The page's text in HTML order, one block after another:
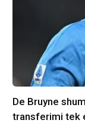
De Bruyne
transferimi tek